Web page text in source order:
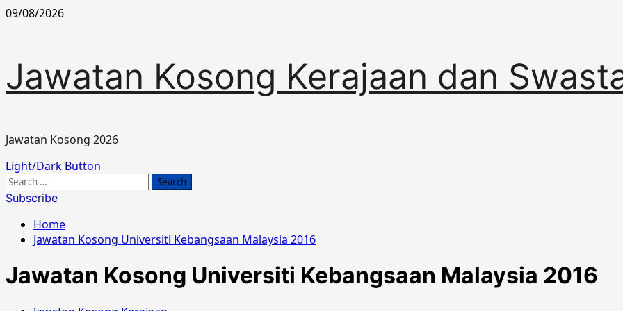
Skip
09/08/2026
Jawatan Kosong Kerajaan dan
Jawatan Kosong 2026
Primary
Menu
Light/Dark Button
Search
for:
Subscribe
Home
Jawatan Kosong Universiti Kebangsaan Malaysia 2016
Jawatan Kosong Universiti Kebangsaan Malaysia 2016